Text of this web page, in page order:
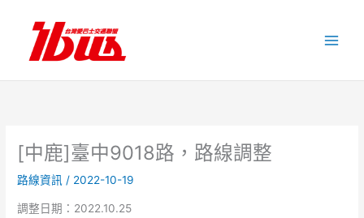
內
[中鹿]臺中9018路，路線調整
路線資訊 / 2022-10-19
調整日期：2022.10.25